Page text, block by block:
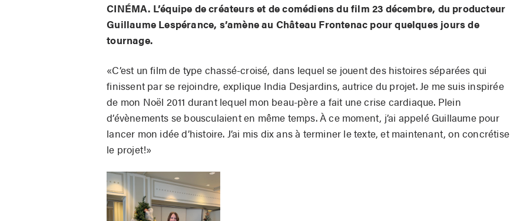
CINÉMA. L’équipe de créateurs et de comédiens du film 23 décembre, du producteur
Guillaume Lespérance, s’amène au Château Frontenac pour quelques jours de
tournage.
«C’est un film de type chassé-croisé, dans lequel se jouent des histoires séparées qui
finissent par se rejoindre, explique India Desjardins, autrice du projet. Je me suis inspirée
de mon Noël 2011 durant lequel mon beau-père a fait une crise cardiaque. Plein
d’évènements se bousculaient en même temps. À ce moment, j’ai appelé Guillaume pour
lancer mon idée d’histoire. J’ai mis dix ans à terminer le texte, et maintenant, on concrétise
le projet!»